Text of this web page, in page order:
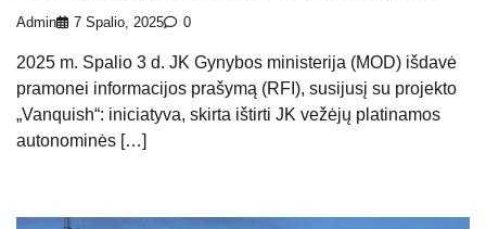
Admin 7 Spalio, 2025 0
2025 m. Spalio 3 d. JK Gynybos ministerija (MOD) išdavė
pramonei informacijos prašymą (RFI), susijusį su projekto
„Vanquish“: iniciatyva, skirta ištirti JK vežėjų platinamos
autonominės […]